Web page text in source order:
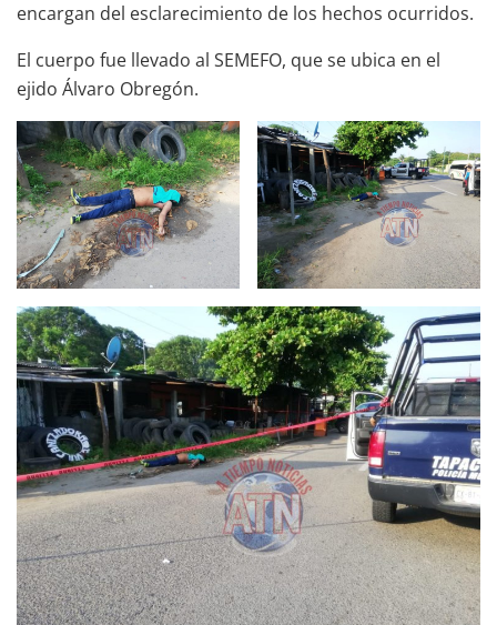
encargan del esclarecimiento de los hechos ocurridos.
El cuerpo fue llevado al SEMEFO, que se ubica en el
ejido Álvaro Obregón.